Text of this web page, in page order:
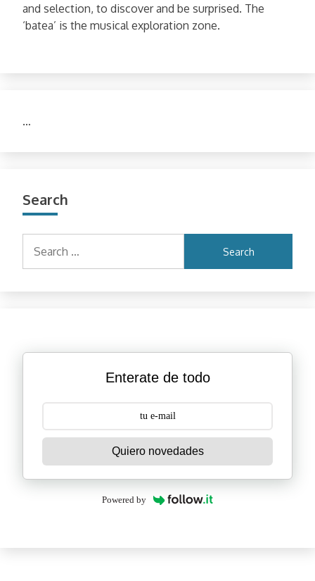
and selection, to discover and be surprised. The
‘batea’ is the musical exploration zone.
…
Search
for:
Enterate de todo
Quiero novedades
Powered by